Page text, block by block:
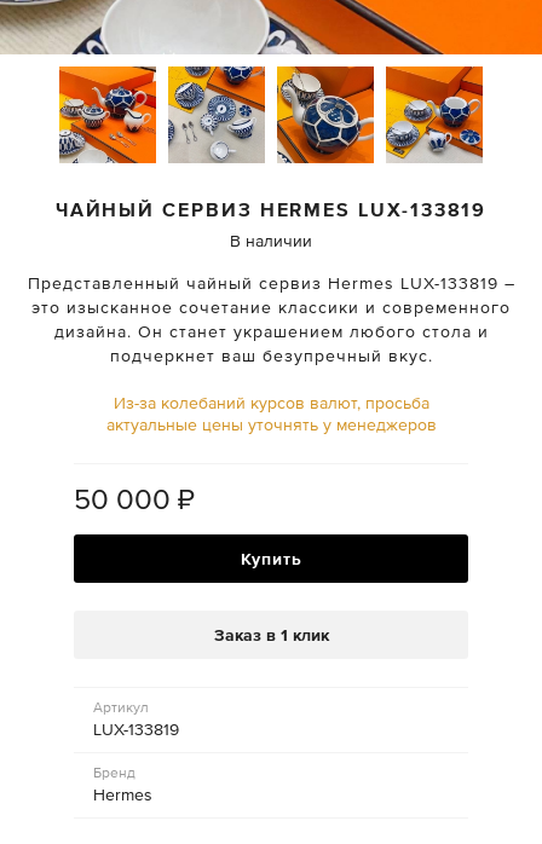
ЧАЙНЫЙ СЕРВИЗ HERMES LUX-133819
В наличии
Представленный чайный сервиз Hermes LUX-133819 –
это изысканное сочетание классики и современного
дизайна. Он станет украшением любого стола и
подчеркнет ваш безупречный вкус.
Из-за колебаний курсов валют, просьба
актуальные цены уточнять у менеджеров
50 000 ₽
Купить
Заказ в 1 клик
Артикул
LUX-133819
Бренд
Hermes